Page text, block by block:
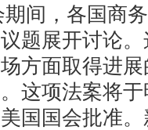
，各国商务
题展开讨论
方面取得进
这项法案将
国国会批准